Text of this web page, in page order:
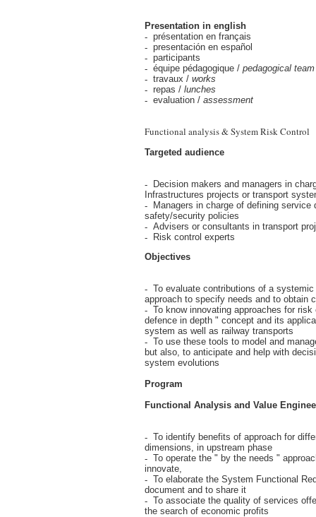
Presentation in english
présentation en français
presentación en español
participants
équipe pédagogique / pedagogical team
travaux / works
repas / lunches
evaluation / assessment
Functional analysis & System Risk Control
Targeted audience
Decision makers and managers in
Infrastructures projects or transport
Managers in charge of defining service
safety/security policies
Advisers or consultants in transport
Risk control experts
Objectives
To evaluate contributions of a
approach to specify needs and to obtain
To know innovating approaches for
defence in depth " concept and its
system as well as railway transports
To use these tools to model and
but also, to anticipate and help with
system evolutions
Program
Functional Analysis and Value
To identify benefits of approach for
dimensions, in upstream phase
To operate the " by the needs "
innovate,
To elaborate the System Functional
document and to share it
To associate the quality of services
the search of economic profits